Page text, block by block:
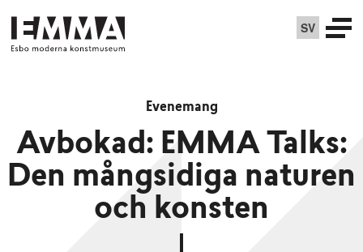
SV
Evenemang
Avbokad: EMMA Talks:
Den mångsidiga naturen
och konsten